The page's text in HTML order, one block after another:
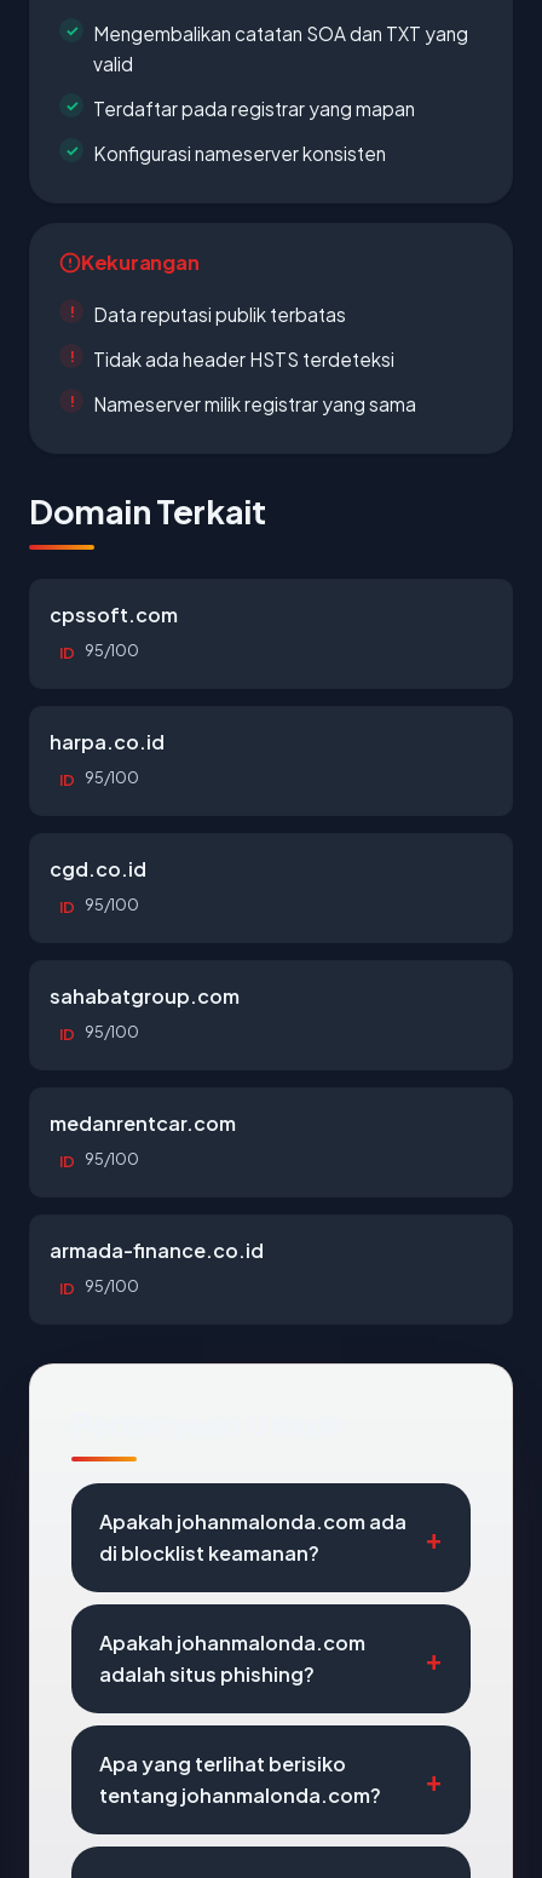
Mengembalikan catatan SOA dan TXT yang
valid
Terdaftar pada registrar yang mapan
Konfigurasi nameserver konsisten
Kekurangan
Data reputasi publik terbatas
Tidak ada header HSTS terdeteksi
Nameserver milik registrar yang sama
Domain Terkait
cpssoft.com
ID 95/100
harpa.co.id
ID 95/100
cgd.co.id
ID 95/100
sahabatgroup.com
ID 95/100
medanrentcar.com
ID 95/100
armada-finance.co.id
ID 95/100
Apakah johanmalonda.com ada
di blocklist keamanan?
Apakah johanmalonda.com
adalah situs phishing?
Apa yang terlihat berisiko
tentang johanmalonda.com?